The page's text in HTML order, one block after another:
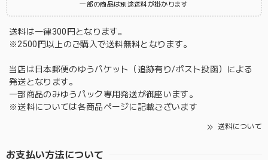
一部の商品は別途送料が掛かります
送料は一律300円となります。
※2500円以上のご購入で送料無料となります。
当店は日本郵便のゆうパケット（追跡有り/ポスト投函）による
発送となります。
一部商品のみゆうパック専用発送が御座います。
※送料については各商品ページに記載ございます
送料について
お支払い方法について